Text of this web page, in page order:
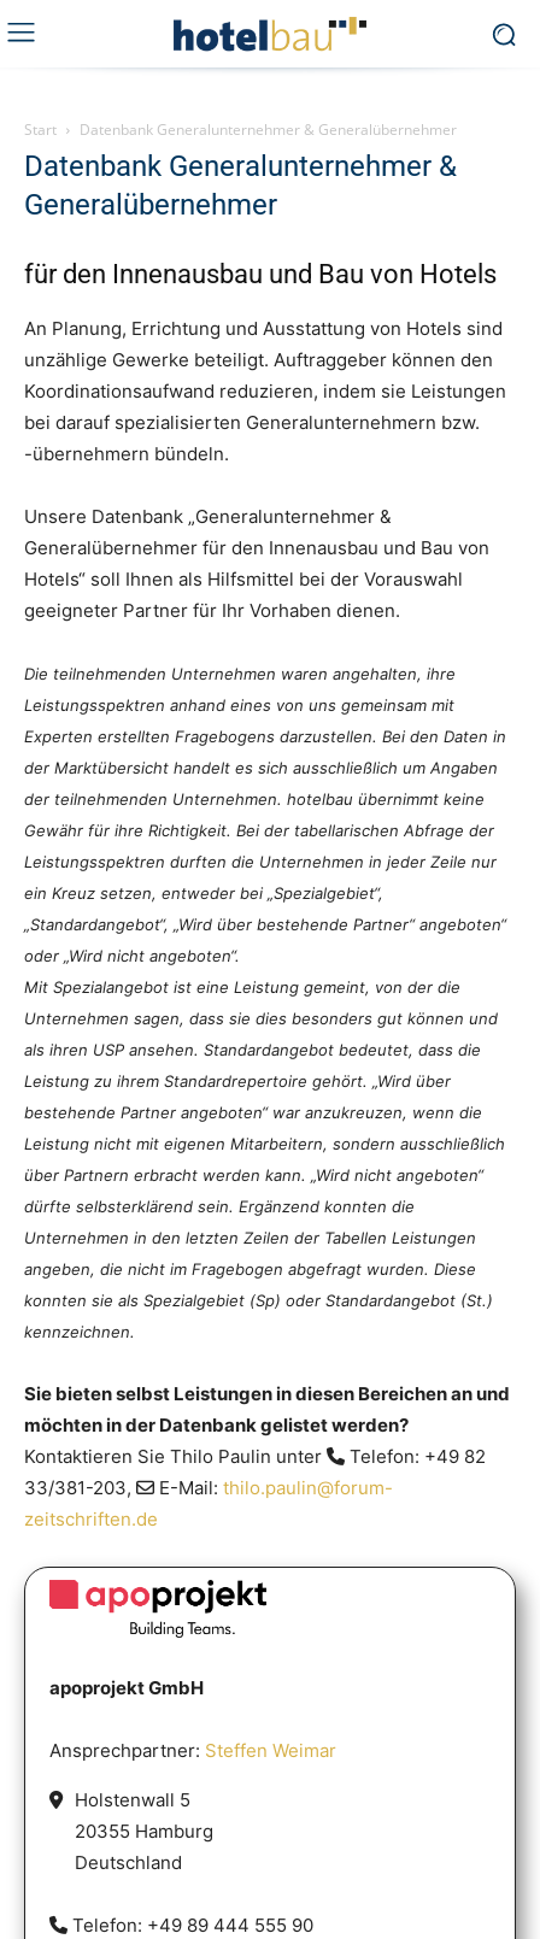
Start Datenbank Generalunternehmer & Generalübernehmer
Datenbank Generalunternehmer &
Generalübernehmer
für den Innenausbau und Bau von Hotels
An Planung, Errichtung und Ausstattung von Hotels sind
unzählige Gewerke beteiligt. Auftraggeber können den
Koordinationsaufwand reduzieren, indem sie Leistungen
bei darauf spezialisierten Generalunternehmern bzw.
-übernehmern bündeln.
Unsere Datenbank „Generalunternehmer &
Generalübernehmer für den Innenausbau und Bau von
Hotels“ soll Ihnen als Hilfsmittel bei der Vorauswahl
geeigneter Partner für Ihr Vorhaben dienen.
Die teilnehmenden Unternehmen waren angehalten, ihre
Leistungsspektren anhand eines von uns gemeinsam mit
Experten erstellten Fragebogens darzustellen. Bei den Daten in
der Marktübersicht handelt es sich ausschließlich um Angaben
der teilnehmenden Unternehmen. hotelbau übernimmt keine
Gewähr für ihre Richtigkeit. Bei der tabellarischen Abfrage der
Leistungsspektren durften die Unternehmen in jeder Zeile nur
ein Kreuz setzen, entweder bei „Spezialgebiet“,
„Standardangebot“, „Wird über bestehende Partner“ angeboten“
oder „Wird nicht angeboten“.
Mit Spezialangebot ist eine Leistung gemeint, von der die
Unternehmen sagen, dass sie dies besonders gut können und
als ihren USP ansehen. Standardangebot bedeutet, dass die
Leistung zu ihrem Standardrepertoire gehört. „Wird über
bestehende Partner angeboten“ war anzukreuzen, wenn die
Leistung nicht mit eigenen Mitarbeitern, sondern ausschließlich
über Partnern erbracht werden kann. „Wird nicht angeboten“
dürfte selbsterklärend sein. Ergänzend konnten die
Unternehmen in den letzten Zeilen der Tabellen Leistungen
angeben, die nicht im Fragebogen abgefragt wurden. Diese
konnten sie als Spezialgebiet (Sp) oder Standardangebot (St.)
kennzeichnen.
Sie bieten selbst Leistungen in diesen Bereichen an und
möchten in der Datenbank gelistet werden?
Kontaktieren Sie Thilo Paulin unter
Telefon: +49 82
33/381-203,
E-Mail: thilo.paulin@forum-
zeitschriften.de
apoprojekt GmbH
Ansprechpartner: Steffen Weimar
Holstenwall 5
20355 Hamburg
Deutschland
Telefon: +49 89 444 555 90